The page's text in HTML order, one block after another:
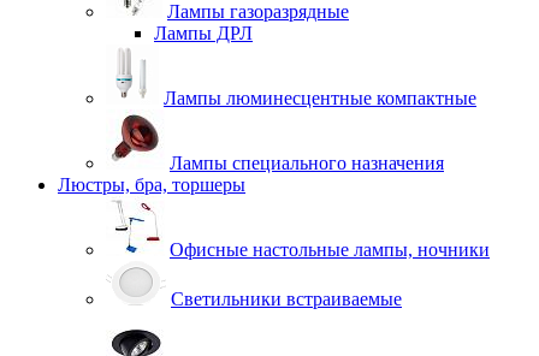
Лампы газоразрядные
Лампы ДРЛ
Лампы люминесцентные компактные
Лампы специального назначения
Люстры, бра, торшеры
Офисные настольные лампы, ночники
Светильники встраиваемые